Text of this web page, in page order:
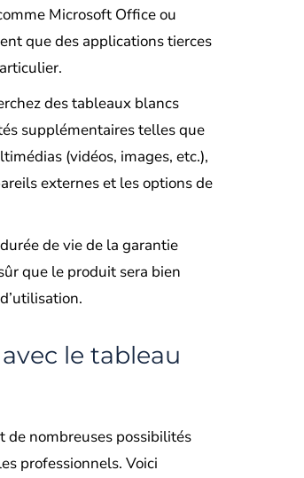
Microsoft Office ou
que des applications tierces
des tableaux blancs
supplémentaires telles que
(vidéos, images, etc.),
externes et les options de
de vie de la garantie
que le produit sera bien
le tableau
nombreuses possibilités
professionnels. Voici